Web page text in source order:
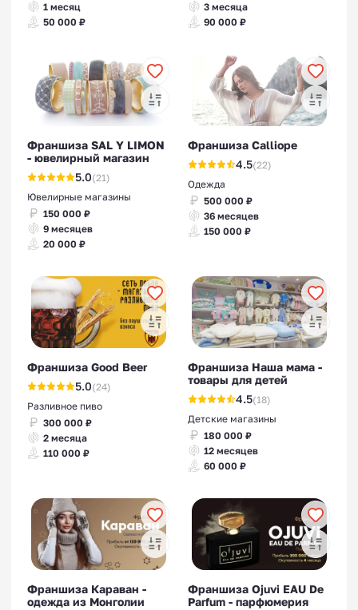
1 месяц
50 000 ₽
3 месяца
90 000 ₽
Франшиза SAL Y LIMON
- ювелирный магазин
5.0(21)
Ювелирные магазины
150 000 ₽
9 месяцев
20 000 ₽
Франшиза Calliope
4.5(22)
Одежда
500 000 ₽
36 месяцев
150 000 ₽
Франшиза Good Beer
5.0(24)
Разливное пиво
300 000 ₽
2 месяца
110 000 ₽
Франшиза Наша мама -
товары для детей
4.5(18)
Детские магазины
180 000 ₽
12 месяцев
60 000 ₽
Франшиза Караван -
одежда из Монголии
Франшиза Ojuvi EAU De
Parfum - парфюмерия